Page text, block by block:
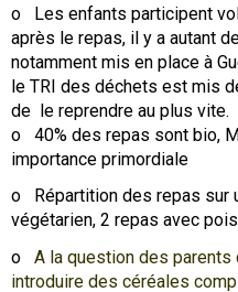
o Les enfants participent
après le repas, il y a autant
notamment mis en place à
le TRI des déchets est mis
de le reprendre au plus vite.
o 40% des repas sont bio,
importance primordiale
o Répartition des repas sur
végétarien, 2 repas avec
o
A la question des parents
introduire des céréales